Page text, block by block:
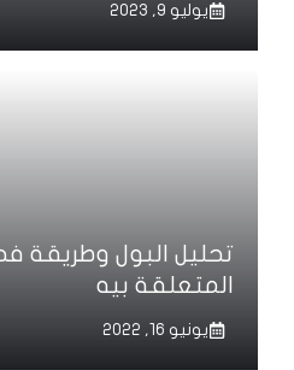
يوليو 9, 2023
تحليل البول وطريقة
المتعلقة بيه
يونيو 16, 2022